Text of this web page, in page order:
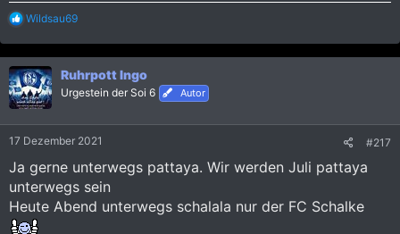
R
a
k
t
i
o
n
Wildsau69
Ruhrpott Ingo
Urgestein der Soi 6 Autor
17 Dezember 2021 #217
Ja gerne unterwegs pattaya. Wir werden Juli pattaya
unterwegs sein
Heute Abend unterwegs schalala nur der FC Schalke